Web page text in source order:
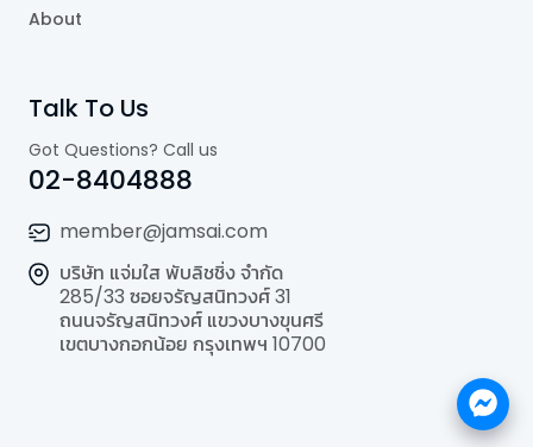
About
Talk To Us
Got Questions? Call us
02-8404888
member@jamsai.com
บริษัท แจ่มใส พับลิชชิ่ง จำกัด
285/33 ซอยจรัญสนิทวงศ์ 31
ถนนจรัญสนิทวงศ์ แขวงบางขุนศรี
เขตบางกอกน้อย กรุงเทพฯ 10700